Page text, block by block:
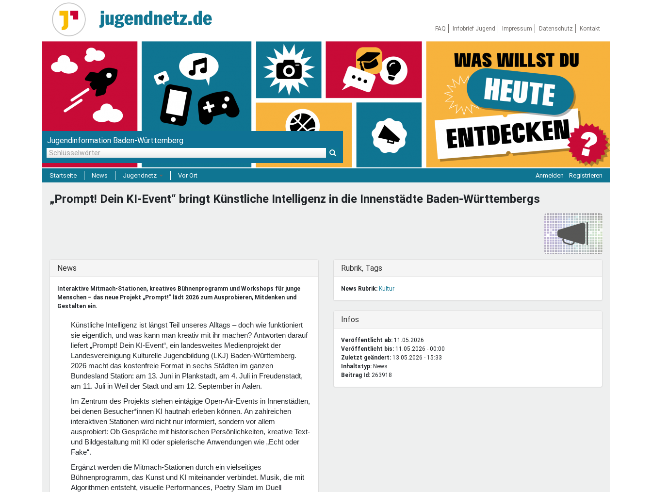
FAQ
Infobrief Jugend Impressum Datenschutz Kontakt
Jugendinformation Baden-Württemberg
Schlüsselwörter
Startseite News Jugendnetz
Projektfinanzierung
Jugendstiftung BW
Junge Seiten
Traumberufe
REspect! im Netz
Vor Ort Anmelden Registrieren
„Prompt! Dein KI-Event“ bringt Künstliche Intelligenz in die Innenstädte Baden-Württembergs
Ausblenden
News
Interaktive Mitmach-Stationen, kreatives Bühnenprogramm und Workshops für junge
Menschen – das neue Projekt „Prompt!“ lädt 2026 zum Ausprobieren, Mitdenken und
Gestalten ein.
Künstliche Intelligenz ist längst Teil unseres Alltags – doch wie funktioniert
sie eigentlich, und was kann man kreativ mit ihr machen? Antworten darauf
liefert „Prompt! Dein KI-Event“, ein landesweites Medienprojekt der
Landesvereinigung Kulturelle Jugendbildung (LKJ) Baden-Württemberg.
2026 macht das kostenfreie Format in sechs Städten im ganzen
Bundesland Station: am 13. Juni in Plankstadt, am 4. Juli in Freudenstadt,
am 11. Juli in Weil der Stadt und am 12. September in Aalen.
Im Zentrum des Projekts stehen eintägige Open-Air-Events in Innenstädten,
bei denen Besucher*innen KI hautnah erleben können. An zahlreichen
interaktiven Stationen wird nicht nur informiert, sondern vor allem
ausprobiert: Ob Gespräche mit historischen Persönlichkeiten, kreative Text-
und Bildgestaltung mit KI oder spielerische Anwendungen wie „Echt oder
Fake“.
Ergänzt werden die Mitmach-Stationen durch ein vielseitiges
Bühnenprogramm, das Kunst und KI miteinander verbindet. Musik, die mit
Algorithmen entsteht, visuelle Performances, Poetry Slam im Duell
Ausblenden
Rubrik, Tags
News Rubrik: Kultur
Ausblenden
Infos
Veröffentlicht ab: 11.05.2026
Veröffentlicht bis: 11.05.2026 - 00:00
Zuletzt geändert: 13.05.2026 - 15:33
Inhaltstyp:
news
Beitrag Id: 263918